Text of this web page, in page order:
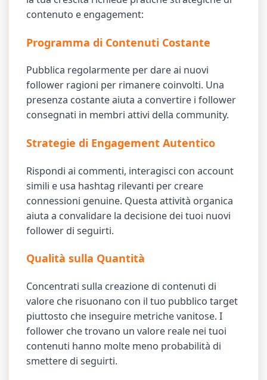
contenuto e engagement:
Programma di Contenuti Costante
Pubblica regolarmente per dare ai nuovi
follower ragioni per rimanere coinvolti. Una
presenza costante aiuta a convertire i follower
consegnati in membri attivi della community.
Strategie di Engagement Autentico
Rispondi ai commenti, interagisci con account
simili e usa hashtag rilevanti per creare
connessioni genuine. Questa attività organica
aiuta a convalidare la decisione dei tuoi nuovi
follower di seguirti.
Qualità sulla Quantità
Concentrati sulla creazione di contenuti di
valore che risuonano con il tuo pubblico target
piuttosto che inseguire metriche vanitose. I
follower che trovano un valore reale nei tuoi
contenuti hanno molte meno probabilità di
smettere di seguirti.